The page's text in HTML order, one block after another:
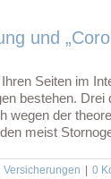
und
Seiten im
bestehen.
wegen der
meist
Versicherungen 0